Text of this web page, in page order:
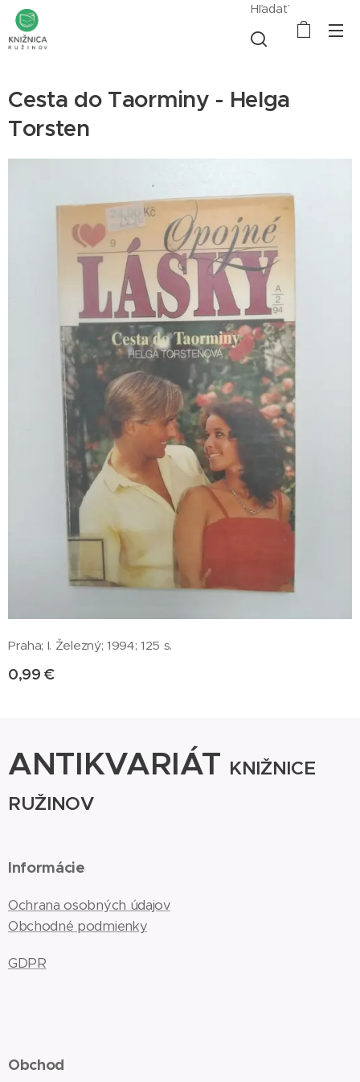
Hľadať
Cesta do Taorminy - Helga
Torsten
Praha; I. Železný; 1994; 125 s.
0,99 €
ANTIKVARIÁT KNIŽNICE
RUŽINOV
Informácie
Ochrana osobných údajov
Obchodné podmienky
GDPR
Obchod